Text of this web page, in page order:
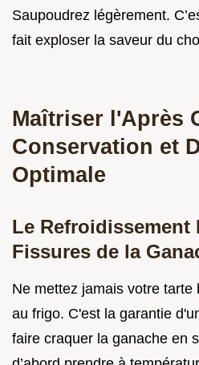
Saupoudrez légèrement.
fait exploser la saveur du
Maîtriser l'Après
Conservation et
Optimale
Le Refroidissement
Fissures de la
Ne mettez jamais votre tarte
au frigo. C'est la garantie
faire craquer la ganache en